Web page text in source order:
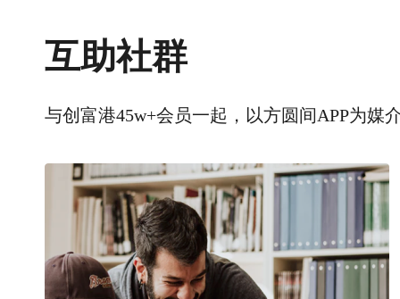
互助社群
与创富港45w+会员一起，以方圆间APP为媒